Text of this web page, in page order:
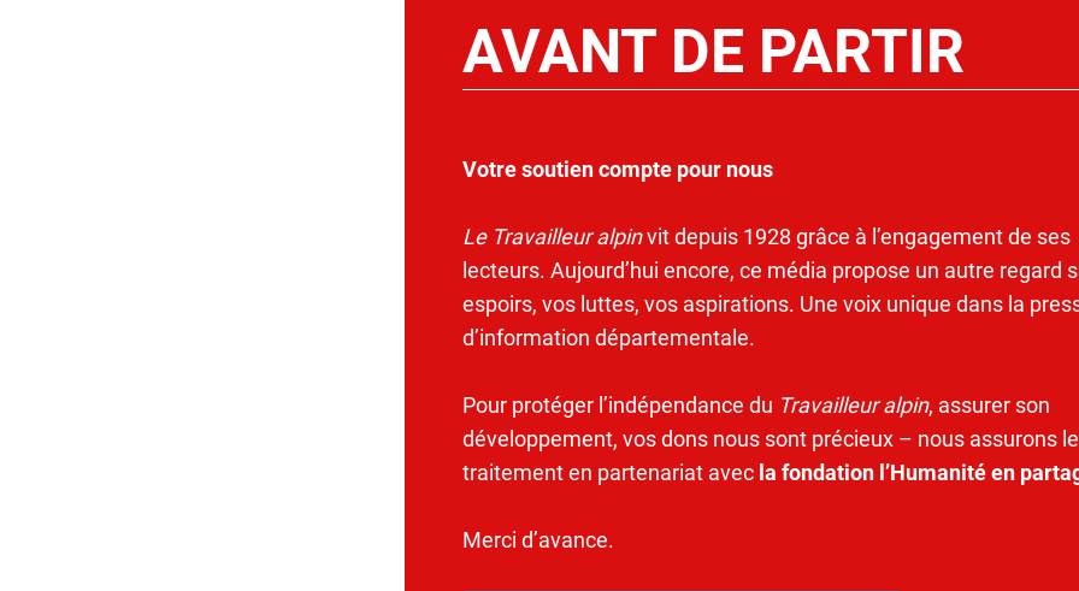
AVANT DE PARTIR
Votre soutien compte pour nous
Le Travailleur alpinvit depuis 1928 grâce à l’engagement de ses
lecteurs. Aujourd’hui encore, ce média propose un autre regard
espoirs, vos luttes, vos aspirations. Une voix unique dans la
d’information départementale.
Pour protéger l’indépendance du Travailleur alpin, assurer son
développement, vos dons nous sont précieux – nous assurons
traitement en partenariat avec la fondation l’Humanité en
Merci d’avance.